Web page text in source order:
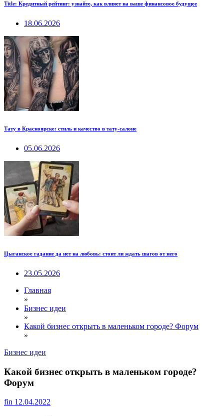
Title: Кредитный рейтинг: узнайте, как влияет на ваше финансовое будущее
18.06.2026
Тату в Красноярске: стиль и качество в тату-салоне
05.06.2026
Цыганское гадание да нет на любовь: стоит ли ждать шагов от него
23.05.2026
Главная
»
Бизнес идеи
»
Какой бизнес открыть в маленьком городе? Форум
»
Бизнес идеи
Какой бизнес открыть в маленьком городе?
Форум
fin 12.04.2022